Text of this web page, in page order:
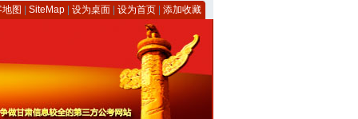
图 SiteMap 设为桌面 设为首页 添加收藏